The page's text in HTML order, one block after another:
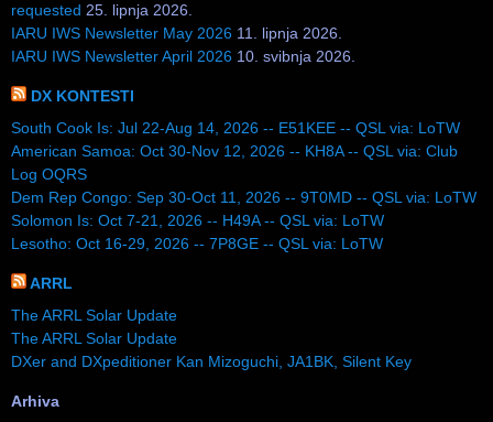
requested 25. lipnja 2026.
IARU IWS Newsletter May 2026 11. lipnja 2026.
IARU IWS Newsletter April 2026 10. svibnja 2026.
DX KONTESTI
South Cook Is: Jul 22-Aug 14, 2026 -- E51KEE -- QSL via: LoTW
American Samoa: Oct 30-Nov 12, 2026 -- KH8A -- QSL via: Club
Log OQRS
Dem Rep Congo: Sep 30-Oct 11, 2026 -- 9T0MD -- QSL via: LoTW
Solomon Is: Oct 7-21, 2026 -- H49A -- QSL via: LoTW
Lesotho: Oct 16-29, 2026 -- 7P8GE -- QSL via: LoTW
ARRL
The ARRL Solar Update
The ARRL Solar Update
DXer and DXpeditioner Kan Mizoguchi, JA1BK, Silent Key
Arhiva